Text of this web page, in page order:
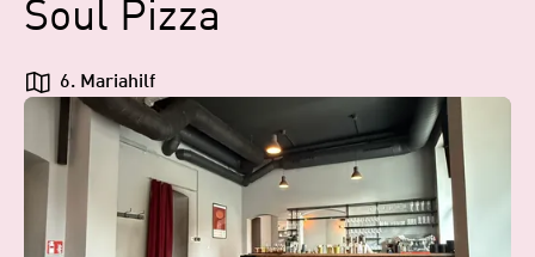
Soul Pizza
6. Mariahilf